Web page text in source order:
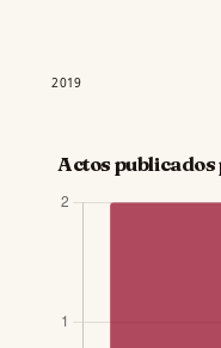
2019
Actos publicados